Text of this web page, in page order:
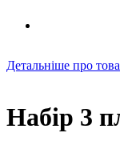
Детальніше про
Набір 3